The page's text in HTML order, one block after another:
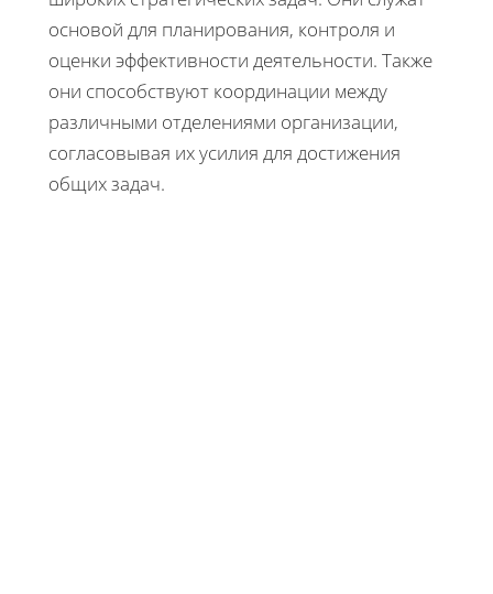
основой для планирования, контроля и
оценки эффективности деятельности. Также
они способствуют координации между
различными отделениями организации,
согласовывая их усилия для достижения
общих задач.